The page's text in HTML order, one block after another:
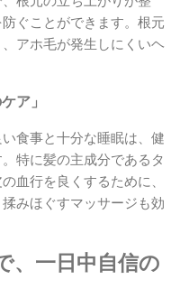
ぐことができます。根元
アホ毛が発生しにくいヘ
ア」
食事と十分な睡眠は、健
特に髪の主成分であるタ
血行を良くするために、
みほぐすマッサージも効
、一日中自信の